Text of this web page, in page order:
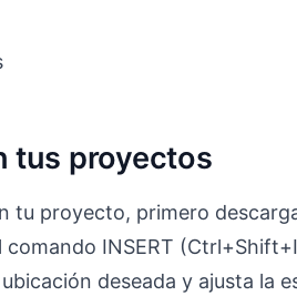
tus proyectos
tu proyecto, primero
comando INSERT
deseada y ajusta la